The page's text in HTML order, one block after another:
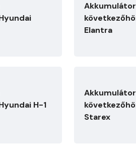
Elantra
H-1
Starex